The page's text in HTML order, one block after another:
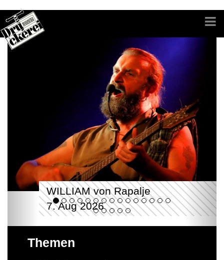
WILLIAM von Rapalje
7. Aug 2026
Themen